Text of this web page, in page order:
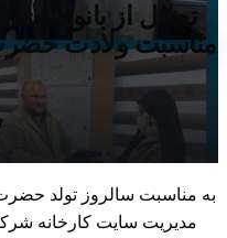
تجلیل از بانوان
مناسبت ولادت
به مناسبت سالروز تولد
مدیریت سایت کارخانه